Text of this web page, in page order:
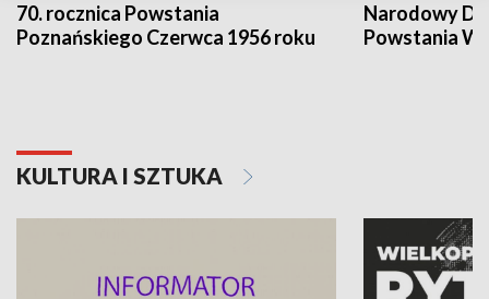
70. rocznica Powstania
Poznańskiego Czerwca 1956 roku
Narodowy
Powstania
KULTURA I SZTUKA